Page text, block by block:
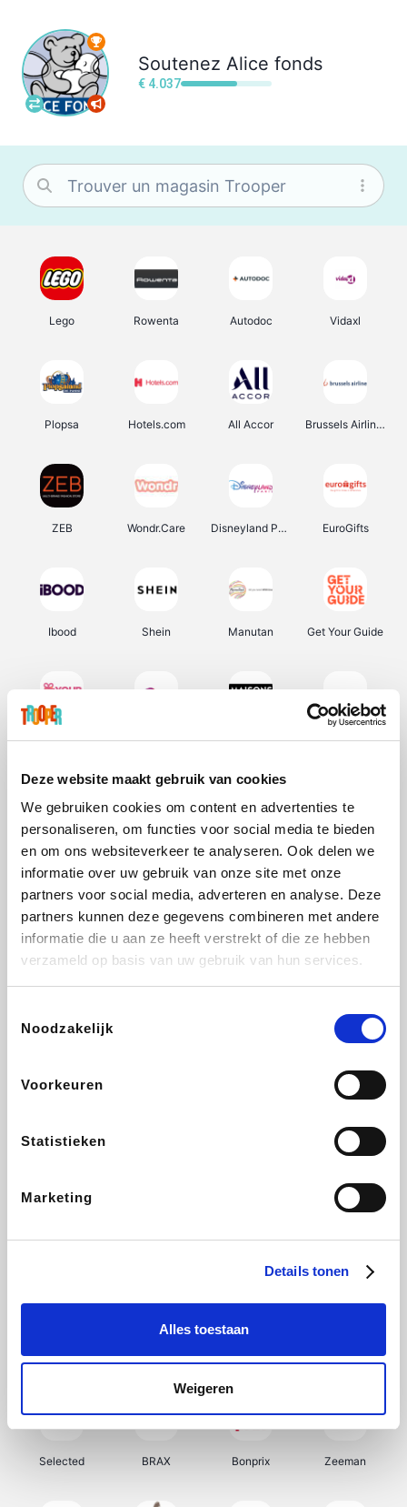
Deze website maakt gebruik van cookies
We gebruiken cookies om content en advertenties te
personaliseren, om functies voor social media te bieden
en om ons websiteverkeer te analyseren. Ook delen we
informatie over uw gebruik van onze site met onze
partners voor social media, adverteren en analyse. Deze
partners kunnen deze gegevens combineren met andere
informatie die u aan ze heeft verstrekt of die ze hebben
verzameld op basis van uw gebruik van hun services.
Noodzakelijk
Voorkeuren
Statistieken
Marketing
Details tonen
Alles toestaan
Weigeren
Soutenez Alice fonds
€ 4.037
Lego Rowenta Autodoc Vidaxl
Plopsa Hotels.com All Accor Brussels Airlines
ZEB Wondr.Care Disneyland Paris EuroGifts
Ibood Shein Manutan Get Your Guide
Weekendesk Sarenza Schiesser Interhome
Lufthansa
CheapTickets.be DeubaXXL
Samsung My Jewellery Delonghi Tennis Point
Selected BRAX Bonprix Zeeman